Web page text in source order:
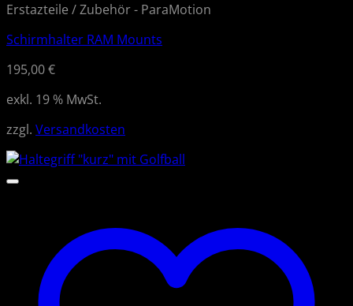
Erstazteile / Zubehör - ParaMotion
Schirmhalter RAM Mounts
195,00€
exkl. 19 % MwSt.
zzgl. Versandkosten